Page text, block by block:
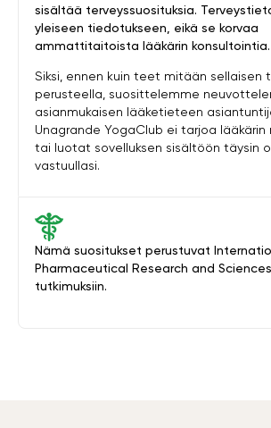
Nämä suositukset perustuvat
Pharmaceutical Research and
tutkimuksiin.
sisältää terveyssuosituksia.
yleiseen tiedotukseen, eikä se korvaa
ammattitaitoista lääkärin konsultointia.
Siksi, ennen kuin teet mitään sellaisen
perusteella, suosittelemme
asianmukaisen lääketieteen
Unagrande YogaClub ei tarjoa lääkärin
tai luotat sovelluksen sisältöön täysin
vastuullasi.